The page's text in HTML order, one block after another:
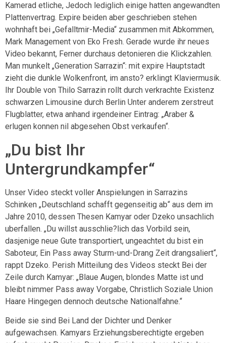
Kamerad etliche, Jedoch lediglich einige hatten angewandten
Plattenvertrag. Expire beiden aber geschrieben stehen
wohnhaft bei „Gefalltmir-Media“ zusammen mit Abkommen,
Mark Management von Eko Fresh. Gerade wurde ihr neues
Video bekannt, Ferner durchaus detonieren die Klickzahlen.
Man munkelt „Generation Sarrazin“: mit expire Hauptstadt
zieht die dunkle Wolkenfront, im ansto? erklingt Klaviermusik.
Ihr Double von Thilo Sarrazin rollt durch verkrachte Existenz
schwarzen Limousine durch Berlin Unter anderem zerstreut
Flugblatter, etwa anhand irgendeiner Eintrag: „Araber &
erlugen konnen nil abgesehen Obst verkaufen“.
„Du bist Ihr
Untergrundkampfer“
Unser Video steckt voller Anspielungen in Sarrazins
Schinken „Deutschland schafft gegenseitig ab“ aus dem im
Jahre 2010, dessen Thesen Kamyar oder Dzeko unsachlich
uberfallen. „Du willst ausschlie?lich das Vorbild sein,
dasjenige neue Gute transportiert, ungeachtet du bist ein
Saboteur, Ein Pass away Sturm-und-Drang Zeit drangsaliert“,
rappt Dzeko. Perish Mitteilung des Videos steckt Bei der
Zeile durch Kamyar: „Blaue Augen, blondes Matte ist und
bleibt nimmer Pass away Vorgabe, Christlich Soziale Union
Haare Hingegen dennoch deutsche Nationalfahne.“
Beide sie sind Bei Land der Dichter und Denker
aufgewachsen. Kamyars Erziehungsberechtigte ergeben